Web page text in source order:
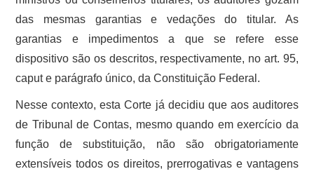
das mesmas garantias e vedações do titular. As
garantias e impedimentos a que se refere esse
dispositivo são os descritos, respectivamente, no art. 95,
caput e parágrafo único, da Constituição Federal.
Nesse contexto, esta Corte já decidiu que aos auditores
de Tribunal de Contas, mesmo quando em exercício da
função de substituição, não são obrigatoriamente
extensíveis todos os direitos, prerrogativas e vantagens